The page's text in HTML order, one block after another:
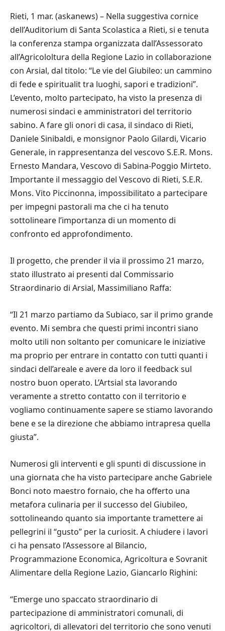
Rieti, 1 mar. (askanews) – Nella suggestiva cornice
dell’Auditorium di Santa Scolastica a Rieti, si e tenuta
la conferenza stampa organizzata dall’Assessorato
all’Agricololtura della Regione Lazio in collaborazione
con Arsial, dal titolo: “Le vie del Giubileo: un cammino
di fede e spiritualit tra luoghi, sapori e tradizioni”.
L’evento, molto partecipato, ha visto la presenza di
numerosi sindaci e amministratori del territorio
sabino. A fare gli onori di casa, il sindaco di Rieti,
Daniele Sinibaldi, e monsignor Paolo Gilardi, Vicario
Generale, in rappresentanza del vescovo S.E.R. Mons.
Ernesto Mandara, Vescovo di Sabina-Poggio Mirteto.
Importante il messaggio del Vescovo di Rieti, S.E.R.
Mons. Vito Piccinonna, impossibilitato a partecipare
per impegni pastorali ma che ci ha tenuto
sottolineare l’importanza di un momento di
confronto ed approfondimento.
Il progetto, che prender il via il prossimo 21 marzo,
stato illustrato ai presenti dal Commissario
Straordinario di Arsial, Massimiliano Raffa:
“Il 21 marzo partiamo da Subiaco, sar il primo grande
evento. Mi sembra che questi primi incontri siano
molto utili non soltanto per comunicare le iniziative
ma proprio per entrare in contatto con tutti quanti i
sindaci dell’areale e avere da loro il feedback sul
nostro buon operato. L’Artsial sta lavorando
veramente a stretto contatto con il territorio e
vogliamo continuamente sapere se stiamo lavorando
bene e se la direzione che abbiamo intrapresa quella
giusta”.
Numerosi gli interventi e gli spunti di discussione in
una giornata che ha visto partecipare anche Gabriele
Bonci noto maestro fornaio, che ha offerto una
metafora culinaria per il successo del Giubileo,
sottolineando quanto sia importante tramettere ai
pellegrini il “gusto” per la curiosit. A chiudere i lavori
ci ha pensato l’Assessore al Bilancio,
Programmazione Economica, Agricoltura e Sovranit
Alimentare della Regione Lazio, Giancarlo Righini:
“Emerge uno spaccato straordinario di
partecipazione di amministratori comunali, di
agricoltori, di allevatori del territorio che sono venuti